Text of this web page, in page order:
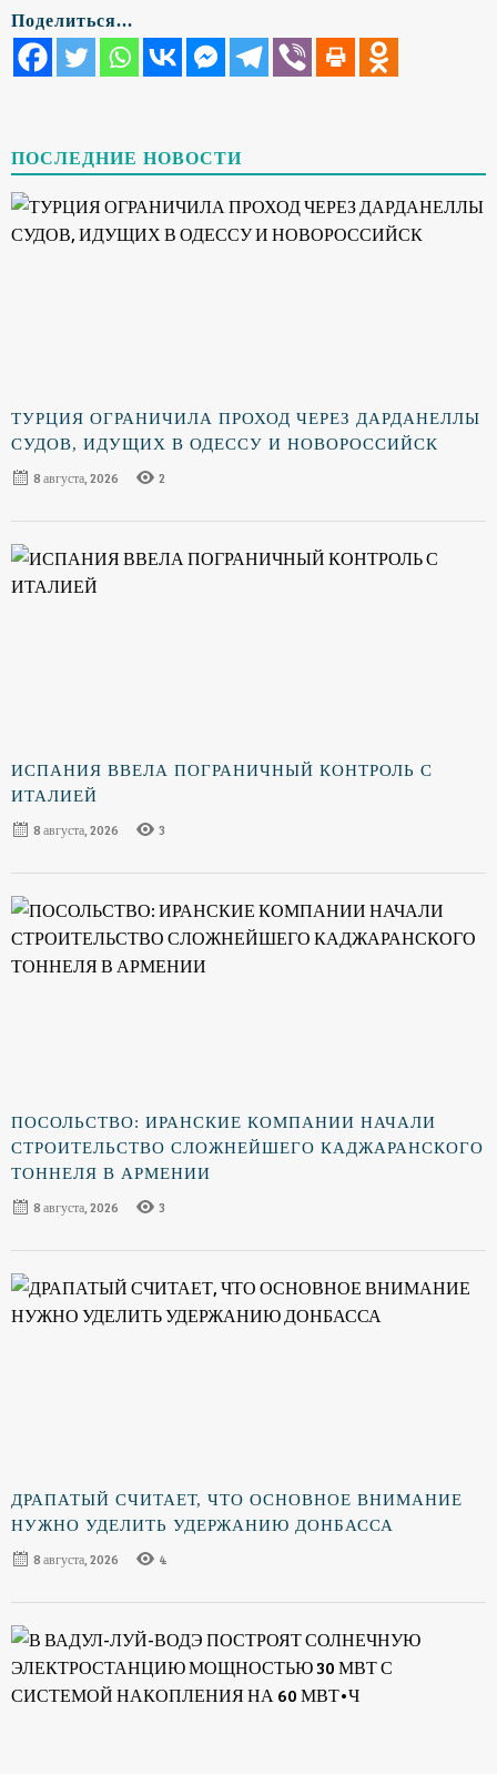
Поделиться...
ПОСЛЕДНИЕ НОВОСТИ
ТУРЦИЯ ОГРАНИЧИЛА ПРОХОД ЧЕРЕЗ ДАРДАНЕЛЛЫ
СУДОВ, ИДУЩИХ В ОДЕССУ И НОВОРОССИЙСК
8 августа, 2026
2
ИСПАНИЯ ВВЕЛА ПОГРАНИЧНЫЙ КОНТРОЛЬ С
ИТАЛИЕЙ
8 августа, 2026
3
ПОСОЛЬСТВО: ИРАНСКИЕ КОМПАНИИ НАЧАЛИ
СТРОИТЕЛЬСТВО СЛОЖНЕЙШЕГО КАДЖАРАНСКОГО
ТОННЕЛЯ В АРМЕНИИ
8 августа, 2026
3
ДРАПАТЫЙ СЧИТАЕТ, ЧТО ОСНОВНОЕ ВНИМАНИЕ
НУЖНО УДЕЛИТЬ УДЕРЖАНИЮ ДОНБАССА
8 августа, 2026
4